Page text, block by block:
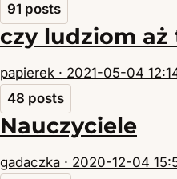
91 posts
czy ludziom
papierek · 2021-05-04
48 posts
Nauczyciele
gadaczka · 2020-12-04